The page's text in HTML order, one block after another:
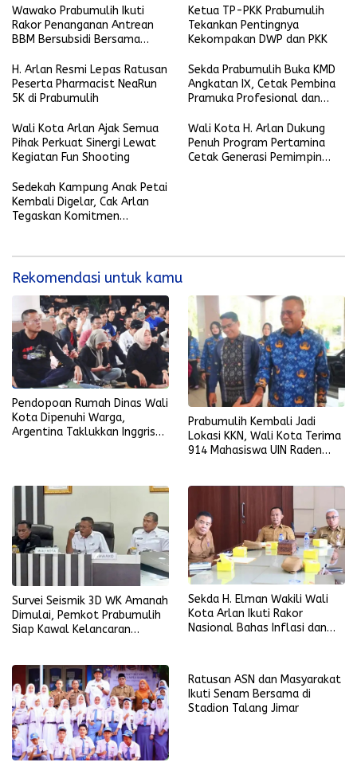
Wawako Prabumulih Ikuti
Rakor Penanganan Antrean
BBM Bersubsidi Bersama
Ketua TP-PKK Prabumulih
Tekankan Pentingnya
Kekompakan DWP dan PKK
H. Arlan Resmi Lepas Ratusan
Peserta Pharmacist NeaRun
5K di Prabumulih
Sekda Prabumulih Buka KMD
Angkatan IX, Cetak Pembina
Pramuka Profesional dan
Wali Kota Arlan Ajak Semua
Pihak Perkuat Sinergi Lewat
Kegiatan Fun Shooting
Wali Kota H. Arlan Dukung
Penuh Program Pertamina
Cetak Generasi Pemimpin
Sedekah Kampung Anak Petai
Kembali Digelar, Cak Arlan
Tegaskan Komitmen
Rekomendasi untuk kamu
Pendopoan Rumah Dinas Wali
Kota Dipenuhi Warga,
Argentina Taklukkan Inggris
Prabumulih Kembali Jadi
Lokasi KKN, Wali Kota Terima
914 Mahasiswa UIN Raden
Survei Seismik 3D WK Amanah
Dimulai, Pemkot Prabumulih
Siap Kawal Kelancaran
Sekda H. Elman Wakili Wali
Kota Arlan Ikuti Rakor
Nasional Bahas Inflasi dan
Ratusan ASN dan Masyarakat
Ikuti Senam Bersama di
Stadion Talang Jimar